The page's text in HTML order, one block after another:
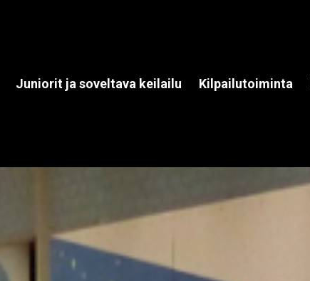
Juniorit ja soveltava keilailu Kilpailutoiminta